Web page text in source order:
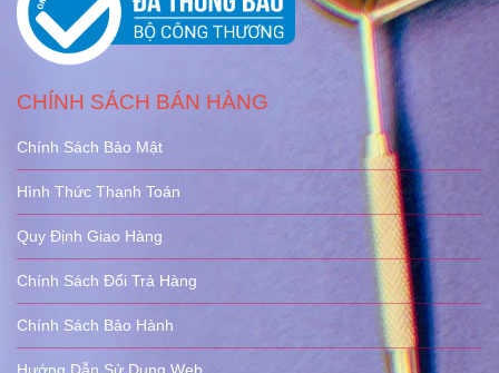
CHÍNH SÁCH BÁN HÀNG
Chính Sách Bảo Mật
Hình Thức Thanh Toán
Quy Định Giao Hàng
Chính Sách Đổi Trả Hàng
Chính Sách Bảo Hành
Hướng Dẫn Sử Dụng Web